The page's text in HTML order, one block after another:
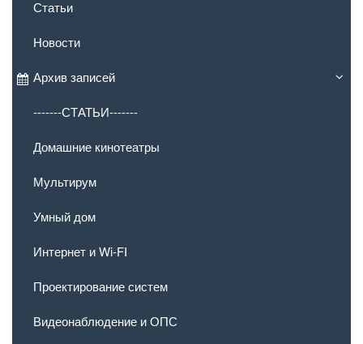
Статьи
Новости
Архив записей
-------СТАТЬИ-------
Домашние кинотеатры
Мультирум
Умный дом
Интернет и Wi-FI
Проектирование систем
Видеонаблюдение и ОПС